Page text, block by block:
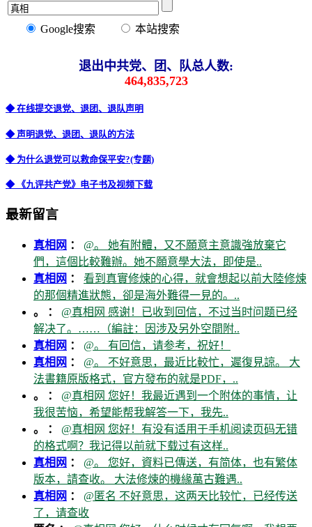
Google搜索 本站搜索
退出中共党、团、队总人数:
464,835,723
◆ 在线提交退党、退团、退队声明
◆ 声明退党、退团、退队的方法
◆ 为什么退党可以救命保平安?(专题)
◆ 《九评共产党》电子书及视频下载
最新留言
真相网 ： @。 她有附體，又不願意主意識強放棄它
們，這個比較難辦。她不願意學大法，即使是..
真相网 ： 看到真實修煉的心得，就會想起以前大陸修煉
的那個精進狀態，卻是海外難得一見的。..
。 ： @真相网 感谢！已收到回信，不过当时问题已经
解决了。……（編註：因涉及另外空間附..
真相网 ： @。 有回信，请参考，祝好！
真相网 ： @。 不好意思，最近比較忙，遲復見諒。 大
法書籍原版格式，官方發布的就是PDF，..
。 ： @真相网 您好！我最近遇到一个附体的事情，让
我很苦恼，希望能帮我解答一下，我先..
。 ： @真相网 您好！有没有适用于手机阅读页码无错
的格式啊？我记得以前就下载过有这样..
真相网 ： @。 您好，資料已傳送，有简体，也有繁体
版本，請查收。 大法修煉的機緣萬古難遇..
真相网 ： @匿名 不好意思，这两天比较忙，已经传送
了，请查收